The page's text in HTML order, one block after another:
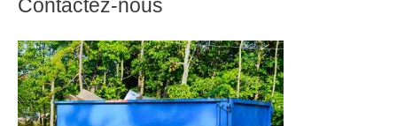
Contactez-nous